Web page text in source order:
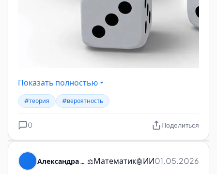
Показать полностью
#теория #вероятность
0 Поделиться
⚖️Математик🤖ИИ01.05.2026